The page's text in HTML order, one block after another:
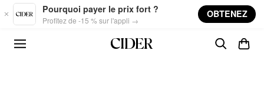
Skip to main content
Pourquoi payer le prix fort ?
Profitez de -15 % sur l'appli →
OBTENEZ